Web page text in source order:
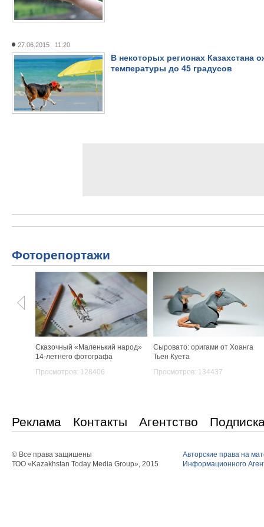
27.06.2015 11:20
В некоторых регионах Казахстана
температуры до 45 градусов
Фоторепортажи
Сказочный «Маленький народ»
14-летнего фотографа
Просмотров: 128406
Сыровато: оригами от Хоанга
Тьен Куета
Просмотров: 134437
Реклама Контакты Агентство
© Все права защишены
ТОО «Kazakhstan Today Media Group», 2015
Авторские права на
Информационного